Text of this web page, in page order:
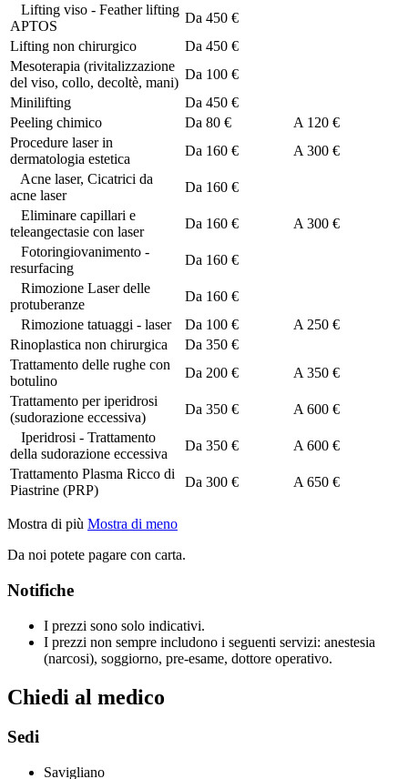
Lifting viso - Feather lifting
APTOS
Da 450 €
Lifting non chirurgico
Da 450 €
Mesoterapia (rivitalizzazione
del viso, collo, decoltè, mani)
Da 100 €
Minilifting
Da 450 €
Peeling chimico
Da 80 € A 120 €
Procedure laser in
dermatologia estetica
Da 160 € A 300 €
Acne laser, Cicatrici da
acne laser
Da 160 €
Eliminare capillari e
teleangectasie con laser
Da 160 € A 300 €
Fotoringiovanimento -
resurfacing
Da 160 €
Rimozione Laser delle
protuberanze
Da 160 €
Rimozione tatuaggi - laser
Da 100 € A 250 €
Rinoplastica non chirurgica
Da 350 €
Trattamento delle rughe con
botulino
Da 200 € A 350 €
Trattamento per iperidrosi
(sudorazione eccessiva)
Da 350 € A 600 €
Iperidrosi - Trattamento
della sudorazione eccessiva
Da 350 € A 600 €
Trattamento Plasma Ricco di
Piastrine (PRP)
Da 300 € A 650 €
Mostra di più Mostra di meno
Da noi potete pagare con carta.
Notifiche
I prezzi sono solo indicativi.
I prezzi non sempre includono i seguenti servizi: anestesia
(narcosi), soggiorno, pre-esame, dottore operativo.
Chiedi al medico
Sedi
Savigliano